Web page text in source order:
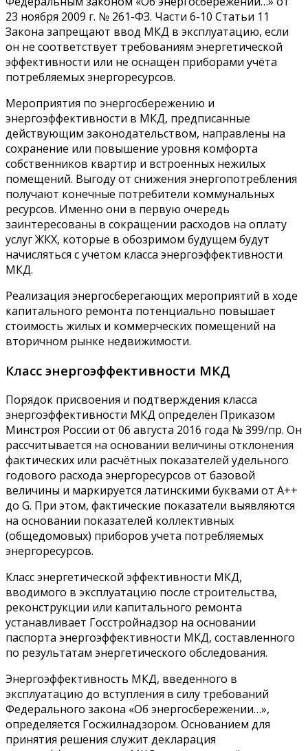
23 ноября 2009 г. № 261-ФЗ. Части 6-10 Статьи 11
Закона запрещают ввод МКД в эксплуатацию, если
он не соответствует требованиям энергетической
эффективности или не оснащён приборами учёта
потребляемых энергоресурсов.
Мероприятия по энергосбережению и
энергоэффективности в МКД, предписанные
действующим законодательством, направлены на
сохранение или повышение уровня комфорта
собственников квартир и встроенных нежилых
помещений. Выгоду от снижения энергопотребления
получают конечные потребители коммунальных
ресурсов. Именно они в первую очередь
заинтересованы в сокращении расходов на оплату
услуг ЖКХ, которые в обозримом будущем будут
начисляться с учетом класса энергоэффективности
МКД.
Реализация энергосберегающих мероприятий в ходе
капитального ремонта потенциально повышает
стоимость жилых и коммерческих помещений на
вторичном рынке недвижимости.
Класс энергоэффективности МКД
Порядок присвоения и подтверждения класса
энергоэффективности МКД определён Приказом
Минстроя России от 06 августа 2016 года № 399/пр. Он
рассчитывается на основании величины отклонения
фактических или расчётных показателей удельного
годового расхода энергоресурсов от базовой
величины и маркируется латинскими буквами от A++
до G. При этом, фактические показатели выявляются
на основании показателей коллективных
(общедомовых) приборов учета потребляемых
энергоресурсов.
Класс энергетической эффективности МКД,
вводимого в эксплуатацию после строительства,
реконструкции или капитального ремонта
устанавливает Госстройнадзор на основании
паспорта энергоэффективности МКД, составленного
по результатам энергетического обследования.
Энергоэффективность МКД, введенного в
эксплуатацию до вступления в силу требований
Федерального закона «Об энергосбережении…»,
определяется Госжилнадзором. Основанием для
принятия решения служит декларация